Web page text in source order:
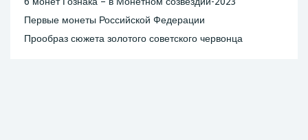
Первые монеты Российской Федерации
Прообраз сюжета золотого советского червонца